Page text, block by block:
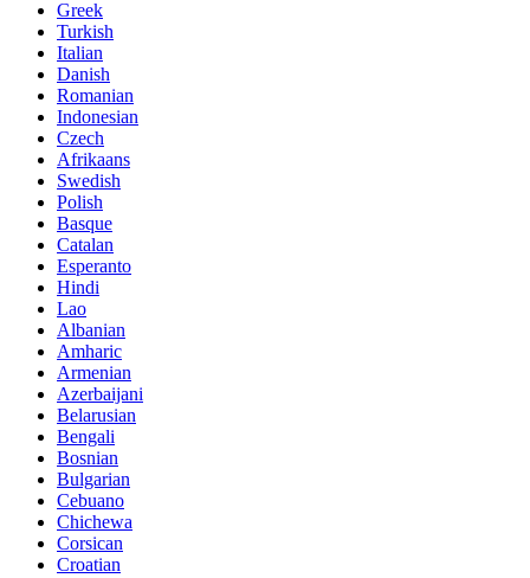
Greek
Turkish
Italian
Danish
Romanian
Indonesian
Czech
Afrikaans
Swedish
Polish
Basque
Catalan
Esperanto
Hindi
Lao
Albanian
Amharic
Armenian
Azerbaijani
Belarusian
Bengali
Bosnian
Bulgarian
Cebuano
Chichewa
Corsican
Croatian